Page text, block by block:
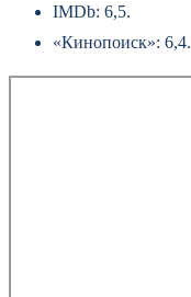
IMDb: 6,5.
«Кинопоиск»: 6,4.